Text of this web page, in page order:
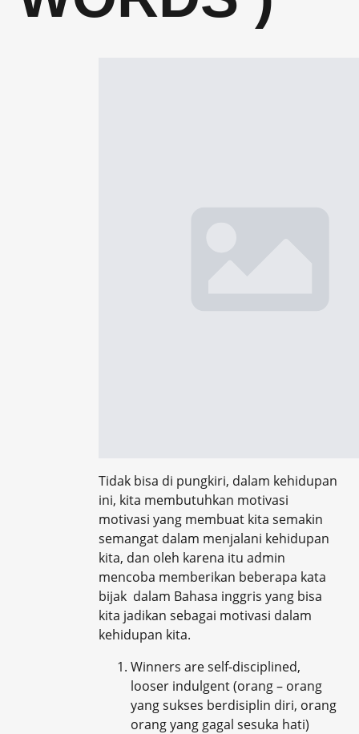
Tidak bisa di pungkiri, dalam kehidupan
ini, kita membutuhkan motivasi
motivasi yang membuat kita semakin
semangat dalam menjalani kehidupan
kita, dan oleh karena itu admin
mencoba memberikan beberapa kata
bijak dalam Bahasa inggris yang bisa
kita jadikan sebagai motivasi dalam
kehidupan kita.
Winners are self-disciplined,
looser indulgent (orang – orang
yang sukses berdisiplin diri, orang
orang yang gagal sesuka hati)